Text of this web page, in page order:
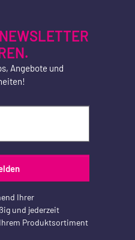
Angebote und
Ihrer
und jederzeit
Produktsortiment